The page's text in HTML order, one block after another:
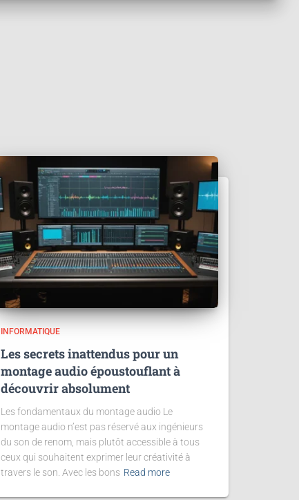
INFORMATIQUE
Les secrets inattendus pour un
montage audio époustouflant à
découvrir absolument
Les fondamentaux du montage audio Le
montage audio n’est pas réservé aux ingénieurs
du son de renom, mais plutôt accessible à tous
ceux qui souhaitent exprimer leur créativité à
travers le son. Avec les bons Read more